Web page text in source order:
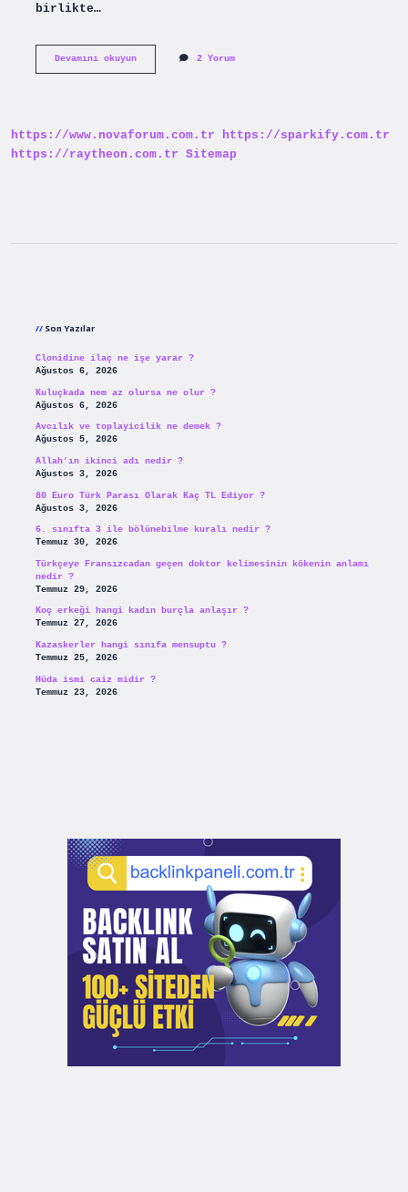
birlikte…
Devamını okuyunOlasılığın
2 Yorum
https://www.novaforum.com.tr
https://sparkify.com.tr
https://raytheon.com.tr Sitemap
Son Yazılar
Clonidine ilaç ne işe yarar ?
Ağustos 6, 2026
Kuluçkada nem az olursa ne olur ?
Ağustos 6, 2026
Avcılık ve toplayicilik ne demek ?
Ağustos 5, 2026
Allah’ın ikinci adı nedir ?
Ağustos 3, 2026
80 Euro Türk Parası Olarak Kaç TL Ediyor ?
Ağustos 3, 2026
6. sınıfta 3 ile bölünebilme kuralı nedir ?
Temmuz 30, 2026
Türkçeye Fransızcadan geçen doktor kelimesinin kökenin anlamı
nedir ?
Temmuz 29, 2026
Koç erkeği hangi kadın burçla anlaşır ?
Temmuz 27, 2026
Kazaskerler hangi sınıfa mensuptu ?
Temmuz 25, 2026
Hüda ismi caiz midir ?
Temmuz 23, 2026